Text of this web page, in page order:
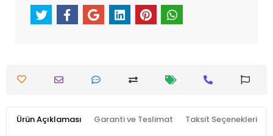
Ürün Açıklaması Garanti ve Teslimat Taksit Seçenekleri